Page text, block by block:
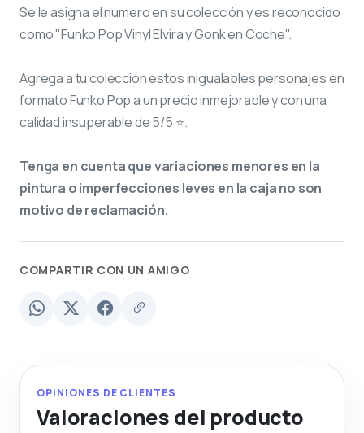
Se le asigna el númeroen su colección y es reconocido
como "Funko Pop Vinyl Elvira y Gonk en Coche".
Agrega a tu colección estos inigualables personajes en
formato Funko Pop a un precio inmejorable y con una
calidad insuperable de 5/5 ⭐.
Tenga en cuenta que variaciones menores en la
pintura o imperfecciones leves en la caja no son
motivo de reclamación.
COMPARTIR CON UN AMIGO
OPINIONES DE CLIENTES
Valoraciones del producto